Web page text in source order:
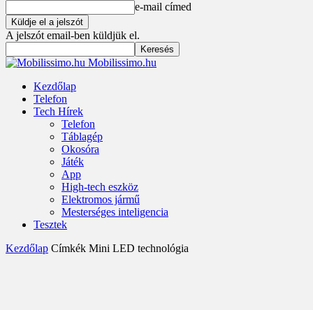
e-mail címed
A jelszót email-ben küldjük el.
Mobilissimo.hu
Kezdőlap
Telefon
Tech Hírek
Telefon
Táblagép
Okosóra
Játék
App
High-tech eszköz
Elektromos jármű
Mesterséges inteligencia
Tesztek
Kezdőlap Címkék Mini LED technológia